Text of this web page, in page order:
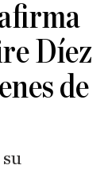
Díez
de